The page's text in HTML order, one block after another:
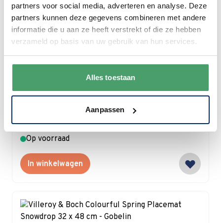
partners voor social media, adverteren en analyse. Deze
partners kunnen deze gegevens combineren met andere
informatie die u aan ze heeft verstrekt of die ze hebben
verzameld op basis van uw gebruik van hun services.
Alles toestaan
Aanpassen
In winkelwagen
Villeroy & Boch Colourful Spring Koffiekop
0.23 ltr
€ 17,77
€ 20,90
Op voorraad
In winkelwagen